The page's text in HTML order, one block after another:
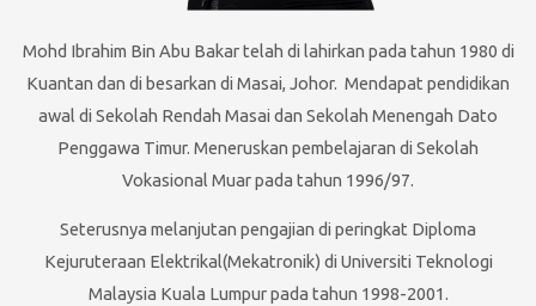
Mohd Ibrahim Bin Abu Bakar telah di lahirkan pada tahun 1980 di
Kuantan dan di besarkan di Masai, Johor. Mendapat pendidikan
awal di Sekolah Rendah Masai dan Sekolah Menengah Dato
Penggawa Timur. Meneruskan pembelajaran di Sekolah
Vokasional Muar pada tahun 1996/97.
Seterusnya melanjutan pengajian di peringkat Diploma
Kejuruteraan Elektrikal(Mekatronik) di Universiti Teknologi
Malaysia Kuala Lumpur pada tahun 1998-2001.